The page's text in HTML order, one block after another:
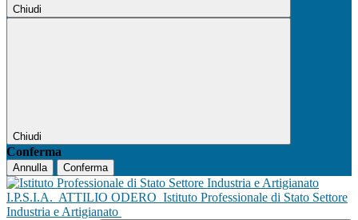
Chiudi
Chiudi
Conferma
Annulla Conferma
I.P.S.I.A. ATTILIO ODERO Istituto Professionale di Stato Settore
Industria e Artigianato